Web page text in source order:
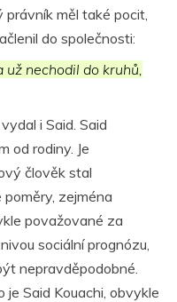
měl také pocit,
do společnosti:
nechodil do kruhů,
i Said. Said
od rodiny. Je
člověk stal
zejména
považované za
sociální prognózu,
nepravděpodobné.
Said Kouachi, obvykle